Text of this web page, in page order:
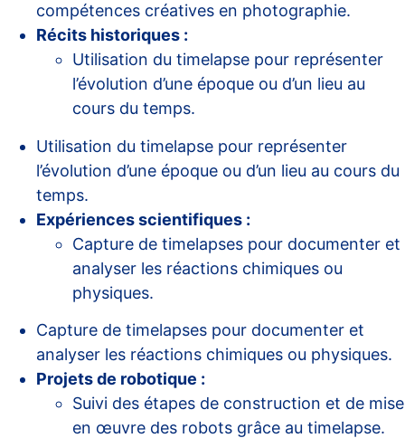
compétences créatives en photographie.
Récits historiques :
Utilisation du timelapse pour représenter
l’évolution d’une époque ou d’un lieu au
cours du temps.
Utilisation du timelapse pour représenter
l’évolution d’une époque ou d’un lieu au cours du
temps.
Expériences scientifiques :
Capture de timelapses pour documenter et
analyser les réactions chimiques ou
physiques.
Capture de timelapses pour documenter et
analyser les réactions chimiques ou physiques.
Projets de robotique :
Suivi des étapes de construction et de mise
en œuvre des robots grâce au timelapse.